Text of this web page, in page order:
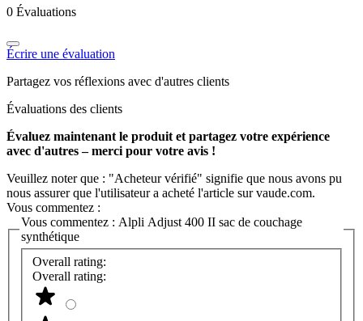
0 Évaluations
Écrire une évaluation
Partagez vos réflexions avec d'autres clients
Évaluations des clients
Évaluez maintenant le produit et partagez votre expérience
avec d'autres – merci pour votre avis !
Veuillez noter que : "Acheteur vérifié" signifie que nous avons pu
nous assurer que l'utilisateur a acheté l'article sur vaude.com.
Vous commentez :
Vous commentez : Alpli Adjust 400 II sac de couchage
synthétique
Overall rating:
Overall rating: